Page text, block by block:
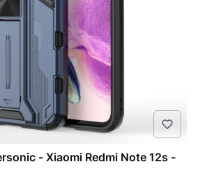
- Xiaomi Redmi Note 12s -